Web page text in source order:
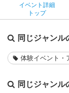
イベント詳細
トップ
同じジャンル
体験イベント・
同じジャンル